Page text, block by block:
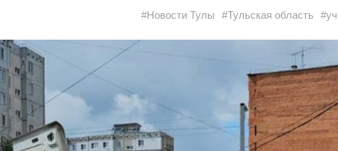
#Новости Тулы #Тульская область